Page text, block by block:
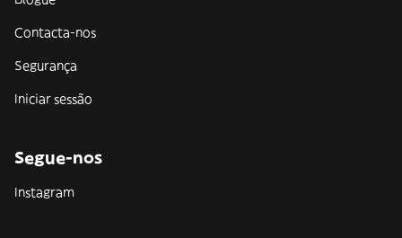
Contacta-nos
Segurança
Iniciar sessão
Segue-nos
Instagram